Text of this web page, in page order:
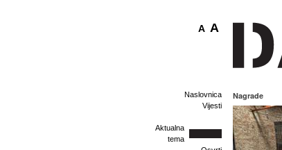
A A
Naslovnica
Vijesti
Aktualna
tema
Nagrade